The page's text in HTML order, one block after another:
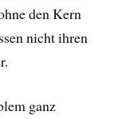
den Kern
nicht ihren
ganz